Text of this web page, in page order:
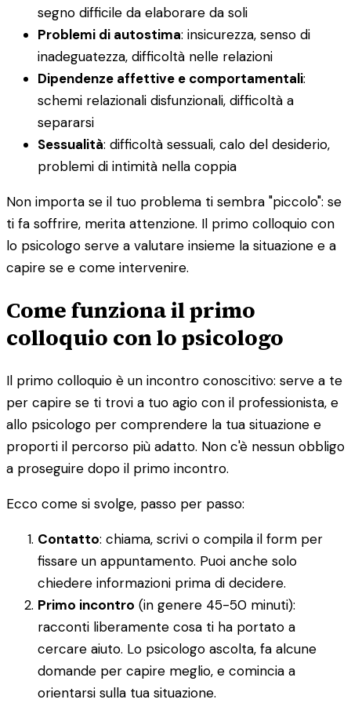
segno difficile da elaborare da soli
Problemi di autostima: insicurezza, senso di
inadeguatezza, difficoltà nelle relazioni
Dipendenze affettive e comportamentali:
schemi relazionali disfunzionali, difficoltà a
separarsi
Sessualità: difficoltà sessuali, calo del desiderio,
problemi di intimità nella coppia
Non importa se il tuo problema ti sembra "piccolo": se
ti fa soffrire, merita attenzione. Il primo colloquio con
lo psicologo serve a valutare insieme la situazione e a
capire se e come intervenire.
Come funziona il primo
colloquio con lo psicologo
Il primo colloquio è un incontro conoscitivo: serve a te
per capire se ti trovi a tuo agio con il professionista, e
allo psicologo per comprendere la tua situazione e
proporti il percorso più adatto. Non c'è nessun obbligo
a proseguire dopo il primo incontro.
Ecco come si svolge, passo per passo:
Contatto: chiama, scrivi o compila il form per
fissare un appuntamento. Puoi anche solo
chiedere informazioni prima di decidere.
Primo incontro (in genere 45-50 minuti):
racconti liberamente cosa ti ha portato a
cercare aiuto. Lo psicologo ascolta, fa alcune
domande per capire meglio, e comincia a
orientarsi sulla tua situazione.